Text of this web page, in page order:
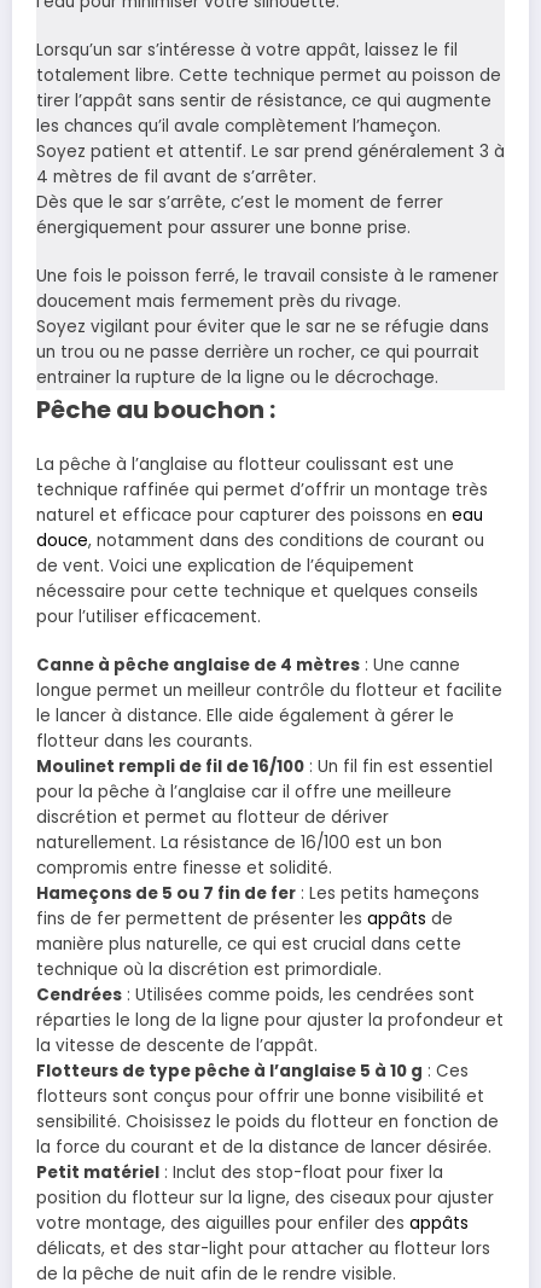
Lorsqu’un sar s’intéresse à votre appât, laissez le fil
totalement libre. Cette technique permet au poisson de
tirer l’appât sans sentir de résistance, ce qui augmente
les chances qu’il avale complètement l’hameçon.
Soyez patient et attentif. Le sar prend généralement 3 à
4 mètres de fil avant de s’arrêter.
Dès que le sar s’arrête, c’est le moment de ferrer
énergiquement pour assurer une bonne prise.
Une fois le poisson ferré, le travail consiste à le ramener
doucement mais fermement près du rivage.
Soyez vigilant pour éviter que le sar ne se réfugie dans
un trou ou ne passe derrière un rocher, ce qui pourrait
entrainer la rupture de la ligne ou le décrochage.
Pêche au bouchon :
La pêche à l’anglaise au flotteur coulissant est une
technique raffinée qui permet d’offrir un montage très
naturel et efficace pour capturer des poissons en eau
douce, notamment dans des conditions de courant ou
de vent. Voici une explication de l’équipement
nécessaire pour cette technique et quelques conseils
pour l’utiliser efficacement.
Canne à pêche anglaise de 4 mètres : Une canne
longue permet un meilleur contrôle du flotteur et facilite
le lancer à distance. Elle aide également à gérer le
flotteur dans les courants.
Moulinet rempli de fil de 16/100 : Un fil fin est essentiel
pour la pêche à l’anglaise car il offre une meilleure
discrétion et permet au flotteur de dériver
naturellement. La résistance de 16/100 est un bon
compromis entre finesse et solidité.
Hameçons de 5 ou 7 fin de fer : Les petits hameçons
fins de fer permettent de présenter les appâts de
manière plus naturelle, ce qui est crucial dans cette
technique où la discrétion est primordiale.
Cendrées : Utilisées comme poids, les cendrées sont
réparties le long de la ligne pour ajuster la profondeur et
la vitesse de descente de l’appât.
Flotteurs de type pêche à l’anglaise 5 à 10 g : Ces
flotteurs sont conçus pour offrir une bonne visibilité et
sensibilité. Choisissez le poids du flotteur en fonction de
la force du courant et de la distance de lancer désirée.
Petit matériel : Inclut des stop-float pour fixer la
position du flotteur sur la ligne, des ciseaux pour ajuster
votre montage, des aiguilles pour enfiler des appâts
délicats, et des star-light pour attacher au flotteur lors
de la pêche de nuit afin de le rendre visible.